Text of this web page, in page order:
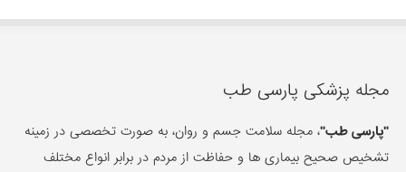
مجله پزشکی پارسی طب
"پارسی طب"، مجله سلامت جسم و روان، به صورت تخصصی در زمینه
تشخیص صحیح بیماری ها و حفاظت از مردم در برابر انواع مختلف